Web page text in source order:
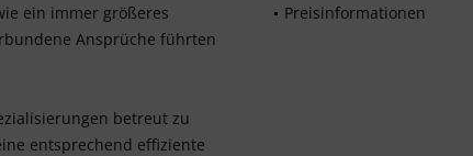
ein immer größeres
Ansprüche führten
betreut zu
entsprechend effiziente
Preisinformationen